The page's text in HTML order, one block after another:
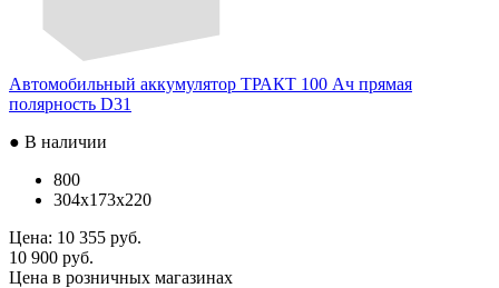
Автомобильный аккумулятор ТРАКТ 100 Ач прямая
полярность D31
● В наличии
800
304x173x220
Цена: 10 355 руб.
10 900 руб.
Цена в розничных магазинах